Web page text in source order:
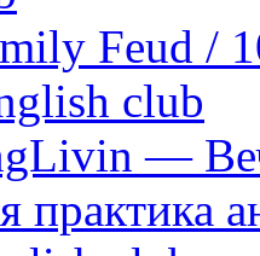
Feud /
club
—
практика